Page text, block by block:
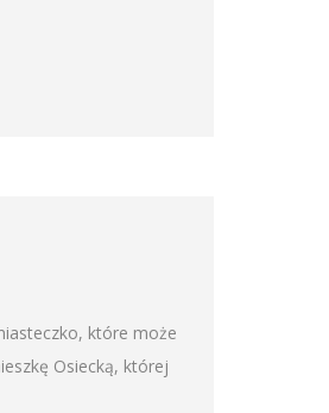
które może
Osiecką, której